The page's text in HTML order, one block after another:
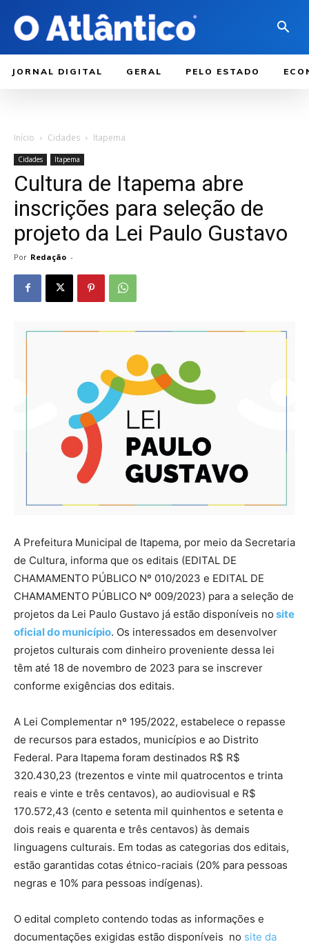
JORNAL DIGITAL GERAL PELO ESTADO
Início Cidades Itapema
Cidades Itapema
Cultura de Itapema abre
inscrições para seleção de
projeto da Lei Paulo Gustavo
Por Redação -
A Prefeitura Municipal de Itapema, por meio da Secretaria
de Cultura, informa que os editais (EDITAL DE
CHAMAMENTO PÚBLICO Nº 010/2023 e EDITAL DE
CHAMAMENTO PÚBLICO Nº 009/2023) para a seleção de
projetos da Lei Paulo Gustavo já estão disponíveis no site
oficial do município. Os interessados em desenvolver
projetos culturais com dinheiro proveniente dessa lei
têm até 18 de novembro de 2023 para se inscrever
conforme exigências dos editais.
A Lei Complementar nº 195/2022, estabelece o repasse
de recursos para estados, municípios e ao Distrito
Federal. Para Itapema foram destinados R$ R$
320.430,23 (trezentos e vinte mil quatrocentos e trinta
reais e vinte e três centavos), ao audiovisual e R$
170.572,43 (cento e setenta mil quinhentos e setenta e
dois reais e quarenta e três centavos) às demais
linguagens culturais. Em todas as categorias dos editais,
estão garantidas cotas étnico-raciais (20% para pessoas
negras e 10% para pessoas indígenas).
O edital completo contendo todas as informações e
documentações exigidas estão disponíveis no site da